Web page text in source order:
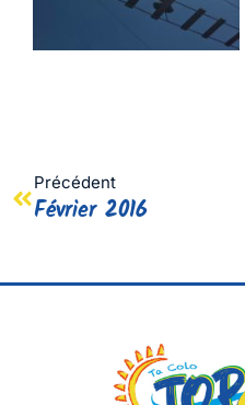
Précédent
Février 2016